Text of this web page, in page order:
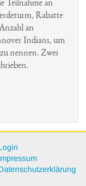
Teilnahme an
Rabatte
an
Indians, um
nennen. Zwei